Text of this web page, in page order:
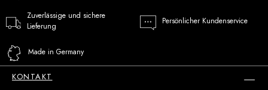
Zuverlässige und sichere
Lieferung
Persönlicher Kundenservice
Made in Germany
KONTAKT